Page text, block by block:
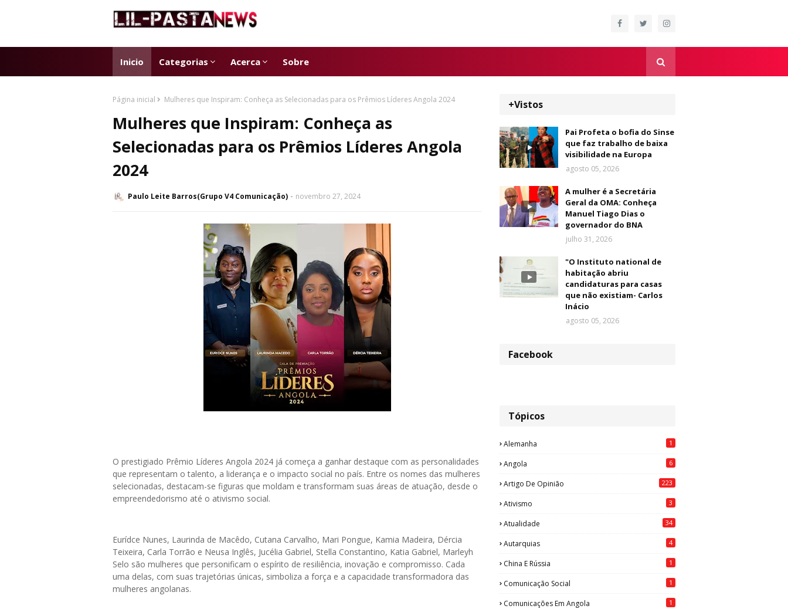
Inicio Categorias Acerca Sobre
Página inicial Mulheres que Inspiram: Conheça as Selecionadas para os Prêmios Líderes Angola 2024
Mulheres que Inspiram: Conheça as
Selecionadas para os Prêmios Líderes Angola
2024
Paulo Leite Barros(Grupo V4 Comunicação) novembro 27, 2024
O prestigiado Prêmio Líderes Angola 2024 já começa a ganhar destaque com as personalidades
que representam o talento, a liderança e o impacto social no país. Entre os nomes das mulheres
selecionadas, destacam-se figuras que moldam e transformam suas áreas de atuação, desde o
empreendedorismo até o ativismo social.
Eurídce Nunes, Laurinda de Macêdo, Cutana Carvalho, Mari Pongue, Kamia Madeira, Dércia
Teixeira, Carla Torrão e Neusa Inglês, Jucélia Gabriel, Stella Constantino, Katia Gabriel, Marleyh
Selo são mulheres que personificam o espírito de resiliência, inovação e compromisso. Cada
uma delas, com suas trajetórias únicas, simboliza a força e a capacidade transformadora das
mulheres angolanas.
+Vistos
Pai Profeta o bofia do Sinse
que faz trabalho de baixa
visibilidade na Europa
agosto 05, 2026
A mulher é a Secretária
Geral da OMA: Conheça
Manuel Tiago Dias o
governador do BNA
julho 31, 2026
"O Instituto national de
habitação abriu
candidaturas para casas
que não existiam- Carlos
Inácio
agosto 05, 2026
Facebook
Tópicos
Alemanha 1
Angola 6
Artigo De Opinião 223
Ativismo 3
Atualidade 34
Autarquias 4
China E Rússia 1
Comunicação Social 1
Comunicações Em Angola 1